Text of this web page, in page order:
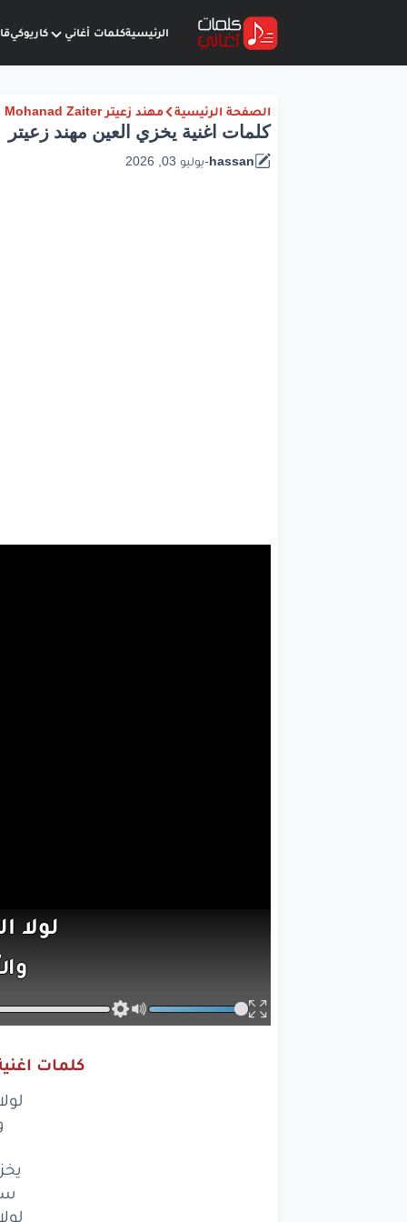
الرئيسيةكلمات أغاني كاريوكي
الصفحة الرئيسية مهند زعيتر Mohanad Zaiter
كلمات اغنية يخزي العين مهند زعيتر
hassan
-يوليو 03, 2026
لولا
كلمات